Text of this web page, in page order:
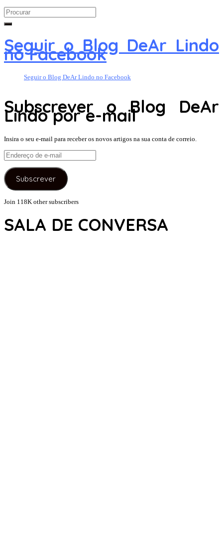
Search
for:
Seguir o Blog DeAr Lindo
no Facebook
Seguir o Blog DeAr Lindo no Facebook
Subscrever o Blog DeAr
Lindo por e-mail
Insira o seu e-mail para receber os novos artigos na sua conta de correio.
Endereço
de
e-
mail
Subscrever
Join 118K other subscribers
SALA DE CONVERSA